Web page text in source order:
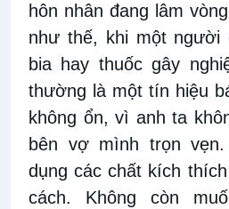
hôn nhân đang lâm
như thế, khi một người
bia hay thuốc gây
thường là một tín hiệu
không ổn, vì anh ta
bên vợ mình trọn
dụng các chất kích
cách. Không còn